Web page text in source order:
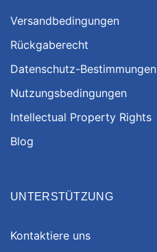
Versandbedingungen
Rückgaberecht
Datenschutz-Bestimmungen
Nutzungsbedingungen
Intellectual Property Rights
Blog
UNTERSTÜTZUNG
Kontaktiere uns